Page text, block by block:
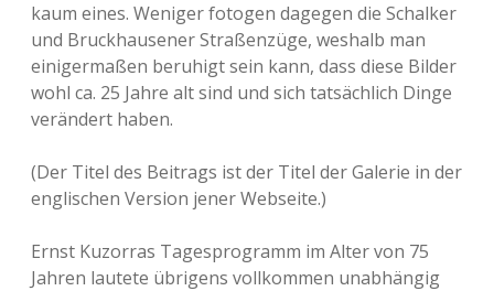
kaum eines. Weniger fotogen dagegen die Schalker
und Bruckhausener Straßenzüge, weshalb man
einigermaßen beruhigt sein kann, dass diese Bilder
wohl ca. 25 Jahre alt sind und sich tatsächlich Dinge
verändert haben.
(Der Titel des Beitrags ist der Titel der Galerie in der
englischen Version jener Webseite.)
Ernst Kuzorras Tagesprogramm im Alter von 75
Jahren lautete übrigens vollkommen unabhängig